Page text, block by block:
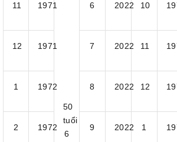
50
tuổi
6
11 1971 6 2022 10
12 1971 7 2022 11
1 1972 8 2022 12
2 1972 9 2022 1